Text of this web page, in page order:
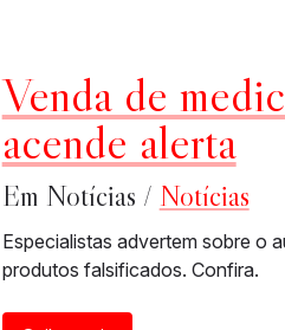
Venda de
acende alerta
Em Notícias / Notícias
Especialistas advertem sobre o
produtos falsificados. Confira.